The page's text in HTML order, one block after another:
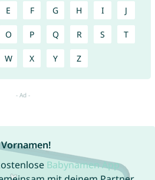
E F G H I J
O P Q R S T
W X Y Z
Babynamen App